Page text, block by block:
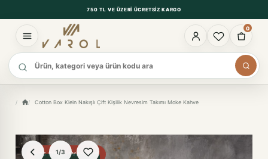
750 TL VE ÜZERI ÜCRETSIZ KARGO
0
Ürün ara
Cotton Box Klein Nakışlı Çift Kişilik Nevresim Takımı Moke Kahve
1/3
%35 FIYAT AVANTAJI